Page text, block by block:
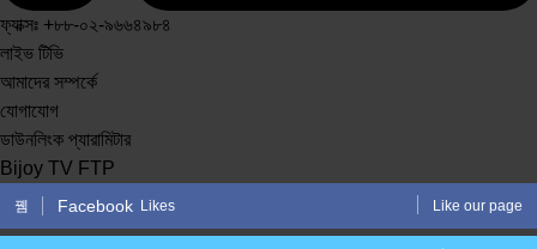
ফ্যাক্সঃ +৮৮-০২-৯৬৬৪৯৮৪
লাইভ টিভি
আমাদের সম্পর্কে
যোগাযোগ
ডাউনলিংক প্যারামিটার
Bijoy TV FTP
Facebook Likes Like our page